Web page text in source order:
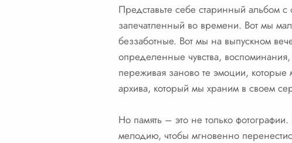
Представьте себе старинный альбом
запечатленный во времени. Вот мы
беззаботные. Вот мы на выпускном
определенные чувства,
переживая заново те эмоции,
архива, который мы храним в своем
Но память – это не только
мелодию, чтобы мгновенно